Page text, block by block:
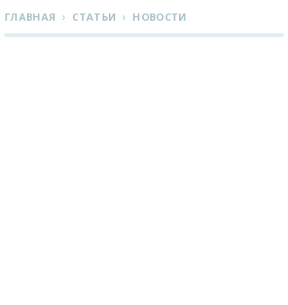
ГЛАВНАЯ › СТАТЬИ › НОВОСТИ